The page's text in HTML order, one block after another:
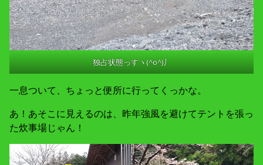
独占状態っすヽ(^o^)丿
一息ついて、ちょっと便所に行ってくっかな。
あ！あそこに見えるのは、昨年強風を避けてテントを張っ
た炊事場じゃん！